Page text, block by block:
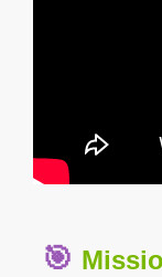
🎯